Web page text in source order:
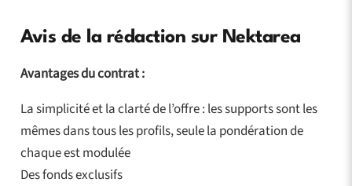
Avis de la rédaction sur Nektarea
Avantages du contrat :
La simplicité et la clarté de l’offre : les supports sont les
mêmes dans tous les profils, seule la pondération de
chaque est modulée
Des fonds exclusifs